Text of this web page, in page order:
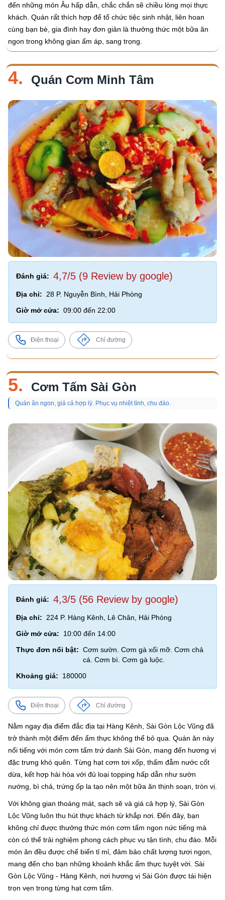
đến những món Âu hấp dẫn, chắc chắn sẽ chiều lòng mọi thực
khách. Quán rất thích hợp để tổ chức tiệc sinh nhật, liên hoan
cùng bạn bè, gia đình hay đơn giản là thưởng thức một bữa ăn
ngon trong không gian ấm áp, sang trọng.
4. Quán Cơm Minh Tâm
Đánh giá: 4,7/5 (9 Review by google)
Địa chỉ:
28 P. Nguyễn Bình, Hải Phòng
Giờ mở cửa: 09:00 đến 22:00
Điện thoại Chỉ đường
5. Cơm Tấm Sài Gòn
Quán ăn ngon, giá cả hợp lý. Phục vụ nhiệt tình, chu đáo.
Đánh giá: 4,3/5 (56 Review by google)
Địa chỉ:
224 P. Hàng Kênh, Lê Chân, Hải Phòng
Giờ mở cửa:
10:00 đến 14:00
Thực đơn nổi bật: Cơm sườn. Cơm gà xối mỡ. Cơm chả
cá. Cơm bì. Cơm gà luộc.
Khoảng giá:
180000
Điện thoại Chỉ đường
Nằm ngay địa điểm đắc địa tại Hàng Kênh, Sài Gòn Lộc Vũng đã
trở thành một điểm đến ẩm thực không thể bỏ qua. Quán ăn này
nổi tiếng với món cơm tấm trứ danh Sài Gòn, mang đến hương vị
đặc trưng khó quên. Từng hạt cơm tơi xốp, thấm đẫm nước cốt
dừa, kết hợp hài hòa với đủ loại topping hấp dẫn như sườn
nướng, bì chả, trứng ốp la tạo nên một bữa ăn thịnh soạn, tròn vị.
Với không gian thoáng mát, sạch sẽ và giá cả hợp lý, Sài Gòn
Lộc Vũng luôn thu hút thực khách từ khắp nơi. Đến đây, bạn
không chỉ được thưởng thức món cơm tấm ngon nức tiếng mà
còn có thể trải nghiệm phong cách phục vụ tận tình, chu đáo. Mỗi
món ăn đều được chế biến tỉ mỉ, đảm bảo chất lượng tươi ngon,
mang đến cho bạn những khoảnh khắc ẩm thực tuyệt vời. Sài
Gòn Lộc Vũng - Hàng Kênh, nơi hương vị Sài Gòn được tái hiện
trọn vẹn trong từng hạt cơm tấm.